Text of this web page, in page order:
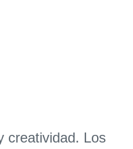
creatividad. Los